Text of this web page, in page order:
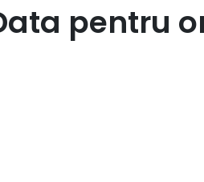
pentru